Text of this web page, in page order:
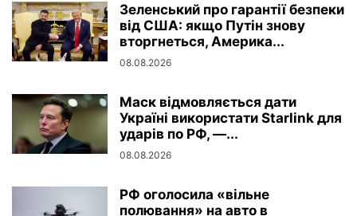
Зеленський про гарантії безпеки
від США: якщо Путін знову
вторгнеться, Америка...
08.08.2026
Маск відмовляється дати
Україні використати Starlink для
ударів по РФ, —...
08.08.2026
РФ оголосила «вільне
полювання» на авто в